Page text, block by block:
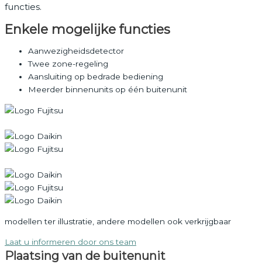
functies.
Enkele mogelijke functies
Aanwezigheidsdetector
Twee zone-regeling
Aansluiting op bedrade bediening
Meerder binnenunits op één buitenunit
modellen ter illustratie, andere modellen ook verkrijgbaar
Laat u informeren door ons team
Plaatsing van de buitenunit